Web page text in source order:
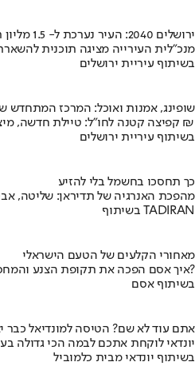
ירושלים 2040: העיר נערכת ל- 1.5 מליון תושבים
מנכ"לית העירייה מציגה תוכנית
בשיתוף עיריית ירושלים
שופינג, אמנות ואוכל: המרכז המתחדש
קפיצה קטנה לחו"ל: טיילת חדשה, מיצגי אמנות, וכיכרות משופצות בהשקעה של 100 מיליון ₪
בשיתוף עיריית ירושלים
כך תחסכו בחשמל בלי להזיע
מהפכת האנרגיה של תדיראן: שליטה,
בשיתוף TADIRAN
מאחורי הקלעים של הטעם הישראלי
איך אסם הפכה את תקופת הצנע והמחסור הקשה של שנות ה-40 למותג לאומי?
בשיתוף אסם
אתם עוד לא שם? הטיסה למונדיאל כבר
יונדאי לוקחת אתכם לבמה הכי גדולה
בשיתוף יונדאי מבית כלמוביל